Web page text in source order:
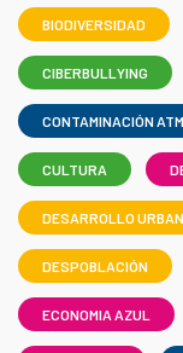
BIODIVERSIDAD
CIBERBULLYING
CONTAMINACIÓN
CULTURA
DESARROLLO
DESPOBLACIÓN
ECONOMIA AZUL